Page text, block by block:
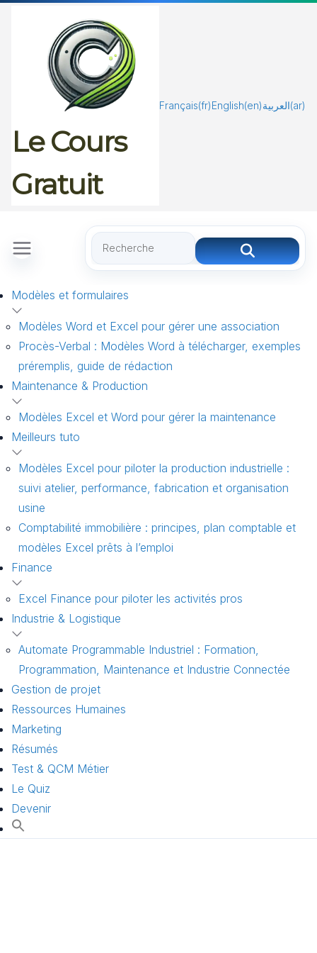
Le Cours
Gratuit
Français(fr) English(en)العربية(ar)
Modèles et formulaires
Modèles Word et Excel pour gérer une association
Procès-Verbal : Modèles Word à télécharger, exemples
préremplis, guide de rédaction
Maintenance & Production
Modèles Excel et Word pour gérer la maintenance
Meilleurs tuto
Modèles Excel pour piloter la production industrielle :
suivi atelier, performance, fabrication et organisation
usine
Comptabilité immobilière : principes, plan comptable et
modèles Excel prêts à l’emploi
Finance
Excel Finance pour piloter les activités pros
Industrie & Logistique
Automate Programmable Industriel : Formation,
Programmation, Maintenance et Industrie Connectée
Gestion de projet
Ressources Humaines
Marketing
Résumés
Test & QCM Métier
Le Quiz
Devenir